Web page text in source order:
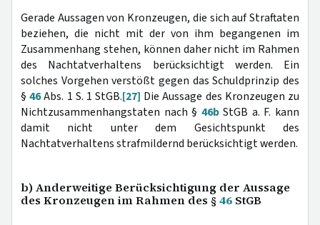
Gerade Aussagen von Kronzeugen, die sich auf Straftaten
beziehen, die nicht mit der von ihm begangenen im
Zusammenhang stehen, können daher nicht im Rahmen
des Nachtatverhaltens berücksichtigt werden. Ein
solches Vorgehen verstößt gegen das Schuldprinzip des
§46Abs. 1 S. 1 StGB.[27] Die Aussage des Kronzeugen zu
Nichtzusammenhangstaten nach § 46bStGB a. F. kann
damit nicht unter dem Gesichtspunkt des
Nachtatverhaltens strafmildernd berücksichtigt werden.
b) Anderweitige Berücksichtigung der Aussage
des Kronzeugen im Rahmen des § 46 StGB